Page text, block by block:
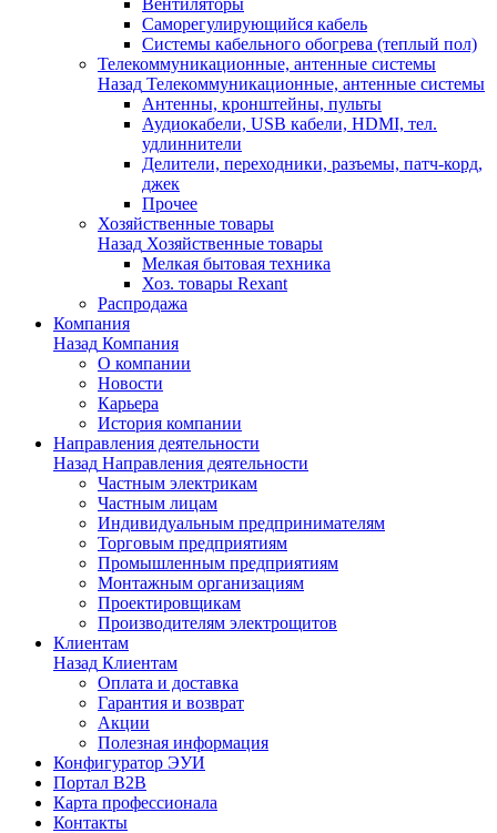
Вентиляторы
Саморегулирующийся кабель
Системы кабельного обогрева (теплый пол)
Телекоммуникационные, антенные системы
Назад Телекоммуникационные, антенные системы
Антенны, кронштейны, пульты
Аудиокабели, USB кабели, HDMI, тел.
удлиннители
Делители, переходники, разъемы, патч-корд,
джек
Прочее
Хозяйственные товары
Назад Хозяйственные товары
Мелкая бытовая техника
Хоз. товары Rexant
Распродажа
Компания
Назад Компания
О компании
Новости
Карьера
История компании
Направления деятельности
Назад Направления деятельности
Частным электрикам
Частным лицам
Индивидуальным предпринимателям
Торговым предприятиям
Промышленным предприятиям
Монтажным организациям
Проектировщикам
Производителям электрощитов
Клиентам
Назад Клиентам
Оплата и доставка
Гарантия и возврат
Акции
Полезная информация
Конфигуратор ЭУИ
Портал B2B
Карта профессионала
Контакты